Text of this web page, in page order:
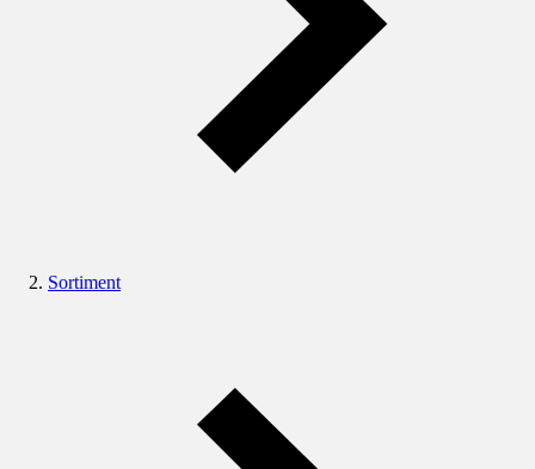
Sortiment